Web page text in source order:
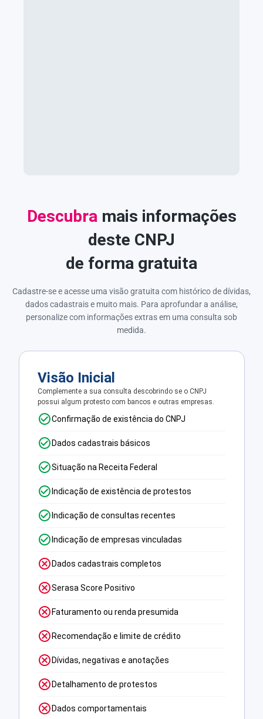
Descubra mais informações
deste CNPJ
de forma gratuita
Cadastre-se e acesse uma visão gratuita com histórico de dívidas,
dados cadastrais e muito mais. Para aprofundar a análise,
personalize com informações extras em uma consulta sob
medida.
Visão Inicial
Complemente a sua consulta descobrindo se o CNPJ
possui algum protesto com bancos e outras empresas.
Confirmação de existência do CNPJ
Dados cadastrais básicos
Situação na Receita Federal
Indicação de existência de protestos
Indicação de consultas recentes
Indicação de empresas vinculadas
Dados cadastrais completos
Serasa Score Positivo
Faturamento ou renda presumida
Recomendação e limite de crédito
Dívidas, negativas e anotações
Detalhamento de protestos
Dados comportamentais